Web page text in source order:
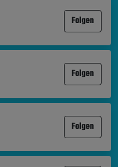
Folgen
Folgen
Folgen